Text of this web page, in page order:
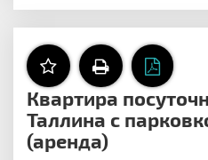
Квартира
Таллина с
(аренда)